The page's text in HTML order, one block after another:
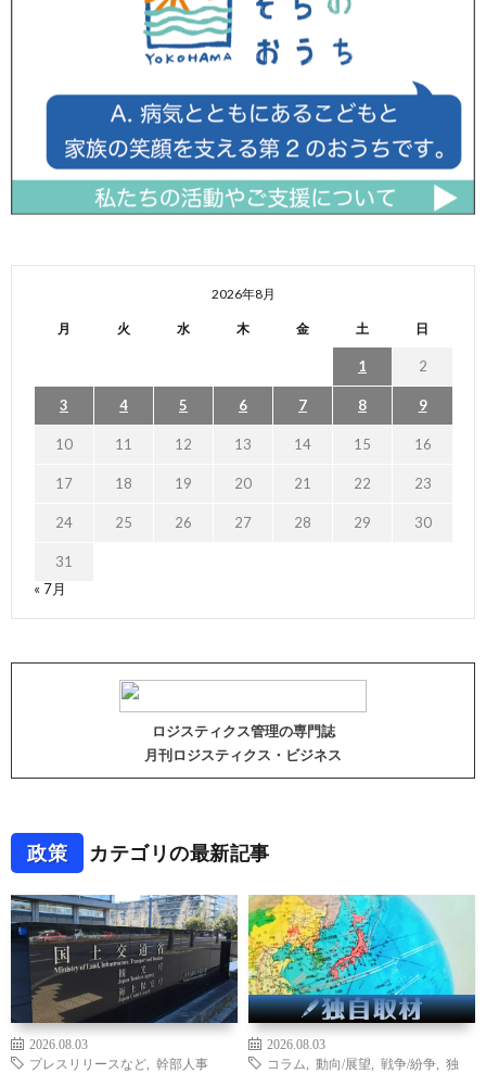
2026年8月
月 火 水 木 金 土 日
1 2
3 4 5 6 7 8 9
10 11 12 13 14 15 16
17 18 19 20 21 22 23
24 25 26 27 28 29 30
31
« 7月
ロジスティクス管理の専門誌
月刊ロジスティクス・ビジネス
政策 カテゴリの最新記事
2026.08.03
プレスリリースなど
幹部人事
2026.08.03
コラム
動向/展望 戦争/紛争
独